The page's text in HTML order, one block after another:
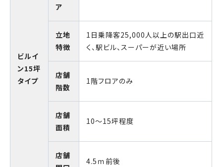
ビルイ
ン15坪
タイプ
ア
立地
特徴
1日乗降客25,000人以上の駅出口近
く、駅ビル、スーパーが近い場所
店舗
階数
1階フロアのみ
店舗
面積
10～15坪程度
店舗
4.5ｍ前後